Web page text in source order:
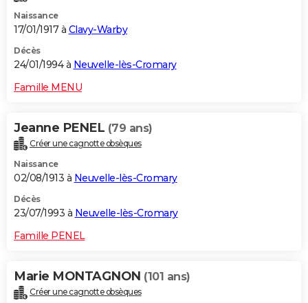
Naissance
17/01/1917 à Clavy-Warby
Décès
24/01/1994 à Neuvelle-lès-Cromary
Famille MENU
Jeanne PENEL (79 ans)
Créer une cagnotte obsèques
Naissance
02/08/1913 à Neuvelle-lès-Cromary
Décès
23/07/1993 à Neuvelle-lès-Cromary
Famille PENEL
Marie MONTAGNON (101 ans)
Créer une cagnotte obsèques